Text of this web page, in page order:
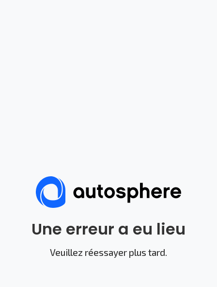
Une erreur a eu lieu
Veuillez réessayer plus tard.